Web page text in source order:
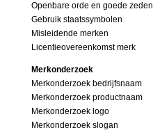
Openbare orde en goede zeden
Gebruik staatssymbolen
Misleidende merken
Licentieovereenkomst merk
Merkonderzoek
Merkonderzoek bedrijfsnaam
Merkonderzoek productnaam
Merkonderzoek logo
Merkonderzoek slogan